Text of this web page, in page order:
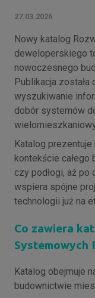
27.03.2026
Nowy katalog
deweloperskiego
nowoczesnego
Publikacja została
wyszukiwanie
dobór systemów
Katalog
kontekście całego
czy podłogi, aż
wspiera spójne
technologii już na
Co zawiera
Systemowych
Katalog obejmuje
budownictwie